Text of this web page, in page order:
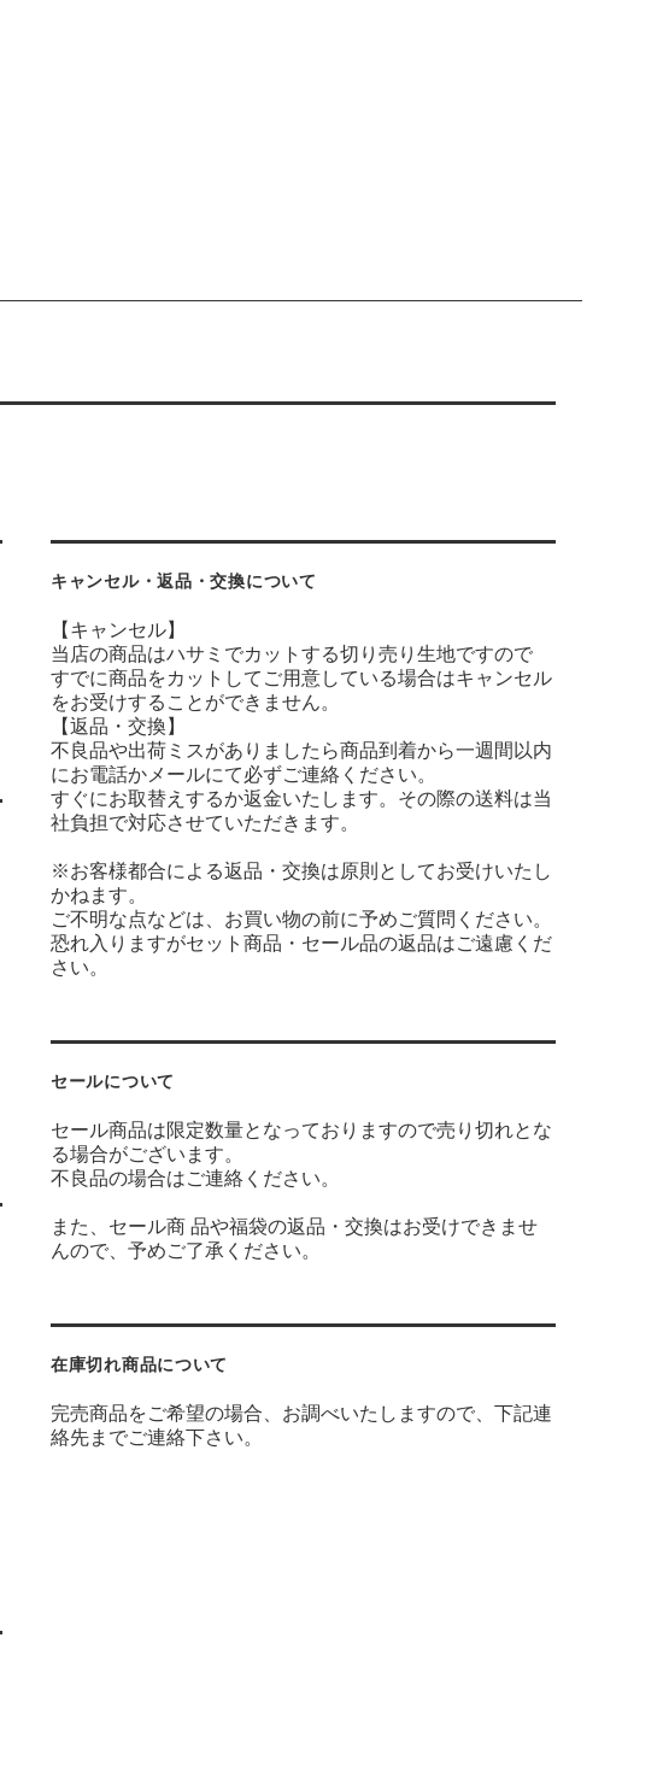
キャンセル・返品・交換について
【キャンセル】
当店の商品はハサミでカットする切り売り生地ですので
すでに商品をカットしてご用意している場合はキャンセル
をお受けすることができません。
【返品・交換】
不良品や出荷ミスがありましたら商品到着から一週間以内
にお電話かメールにて必ずご連絡ください。
すぐにお取替えするか返金いたします。その際の送料は当
社負担で対応させていただきます。
※お客様都合による返品・交換は原則としてお受けいたし
かねます。
ご不明な点などは、お買い物の前に予めご質問ください。
恐れ入りますがセット商品・セール品の返品はご遠慮くだ
さい。
セールについて
セール商品は限定数量となっておりますので売り切れとな
る場合がございます。
不良品の場合はご連絡ください。
また、セール商 品や福袋の返品・交換はお受けできませ
んので、予めご了承ください。
在庫切れ商品について
完売商品をご希望の場合、お調べいたしますので、下記連
絡先までご連絡下さい。